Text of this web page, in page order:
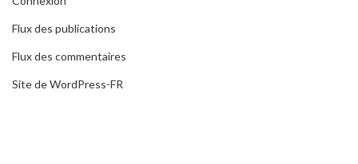
Flux des publications
Flux des commentaires
Site de WordPress-FR